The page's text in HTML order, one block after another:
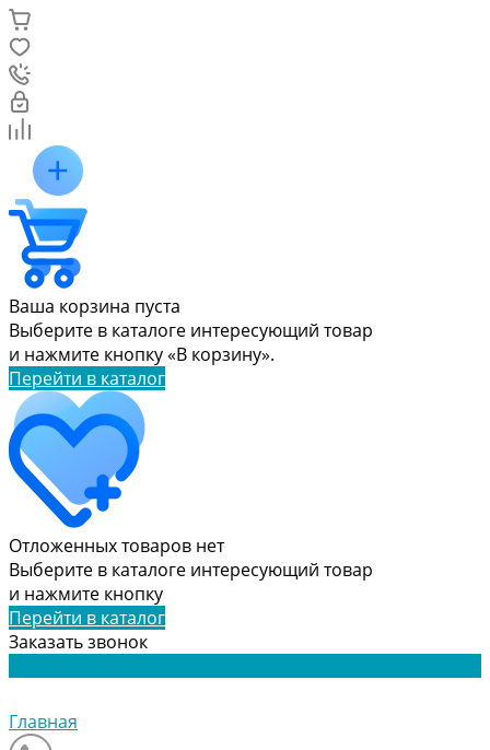
Ваша корзина пуста
Выберите в каталоге интересующий товар
и нажмите кнопку «В корзину».
Перейти в каталог
Отложенных товаров нет
Выберите в каталоге интересующий товар
и нажмите кнопку
Перейти в каталог
Заказать звонок
Главная